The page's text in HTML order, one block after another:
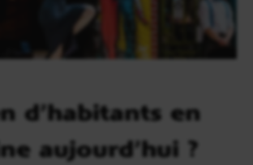
d’habitants en
aujourd’hui ?